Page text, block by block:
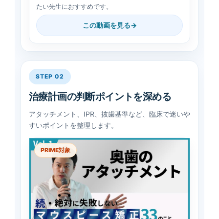
たい先生におすすめです。
この動画を見る
STEP 02
治療計画の判断ポイントを深める
アタッチメント、IPR、抜歯基準など、臨床で迷いや
すいポイントを整理します。
PRIME対象